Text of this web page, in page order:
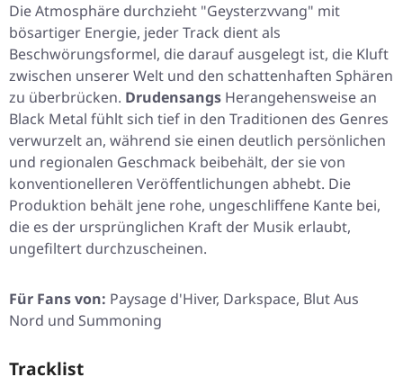
Die Atmosphäre durchzieht "Geysterzvvang" mit
bösartiger Energie, jeder Track dient als
Beschwörungsformel, die darauf ausgelegt ist, die Kluft
zwischen unserer Welt und den schattenhaften Sphären
zu überbrücken. Drudensangs Herangehensweise an
Black Metal fühlt sich tief in den Traditionen des Genres
verwurzelt an, während sie einen deutlich persönlichen
und regionalen Geschmack beibehält, der sie von
konventionelleren Veröffentlichungen abhebt. Die
Produktion behält jene rohe, ungeschliffene Kante bei,
die es der ursprünglichen Kraft der Musik erlaubt,
ungefiltert durchzuscheinen.
Für Fans von: Paysage d'Hiver, Darkspace, Blut Aus
Nord und Summoning
Tracklist